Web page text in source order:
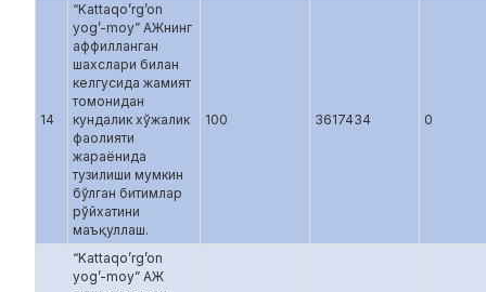
14
“Kattaqo’rg’on
yog’-moy” АЖнинг
аффилланган
шахслари билан
келгусида жамият
томонидан
кундалик хўжалик
фаолияти
жараёнида
тузилиши мумкин
бўлган битимлар
рўйхатини
маъқуллаш.
100 3617434 0
“Kattaqo’rg’on
yog’-moy” АЖ